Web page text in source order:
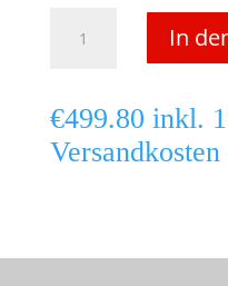
4/6
cm
In
€499.80 inkl.
Versandkosten